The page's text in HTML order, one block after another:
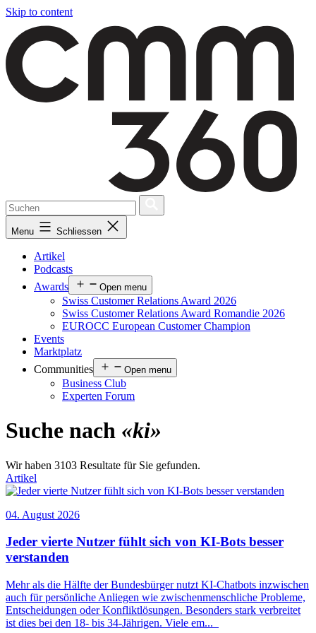
Skip to content
Menu Schliessen
Artikel
Podcasts
Awards
Open menu
Swiss Customer Relations Award 2026
Swiss Customer Relations Award Romandie 2026
EUROCC European Customer Champion
Events
Marktplatz
Communities
Open menu
Business Club
Experten Forum
Suche nach «ki»
Wir haben 3103 Resultate für Sie gefunden.
Artikel
04. August 2026
Jeder vierte Nutzer fühlt sich von KI-Bots besser
verstanden
Mehr als die Hälfte der Bundesbürger nutzt KI-Chatbots inzwischen
auch für persönliche Anliegen wie zwischenmenschliche Probleme,
Entscheidungen oder Konfliktlösungen. Besonders stark verbreitet
ist dies bei den 18- bis 34-Jährigen. Viele em...